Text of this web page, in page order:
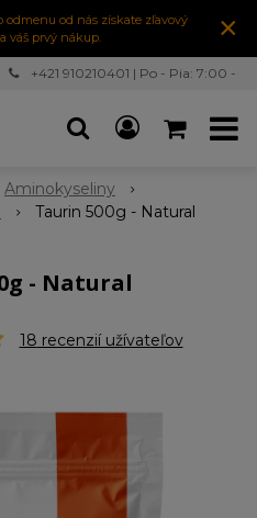
odmenu od nás získate zľavový
váš prvý nákup.
×
+421 910210401 | Po - Pia: 7:00 -
Aminokyseliny
Taurin 500g - Natural
- Natural
18 recenzií užívateľov